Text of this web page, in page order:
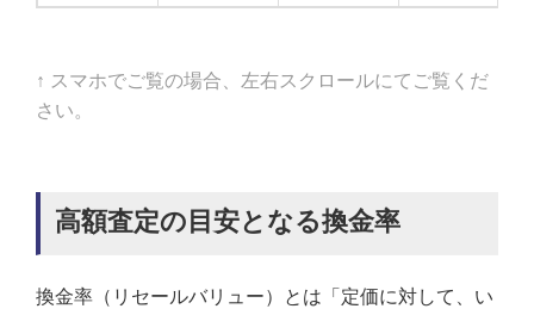
↑ スマホでご覧の場合、左右スクロールにてご覧くだ
さい。
高額査定の目安となる換金率
換金率（リセールバリュー）とは「定価に対して、い